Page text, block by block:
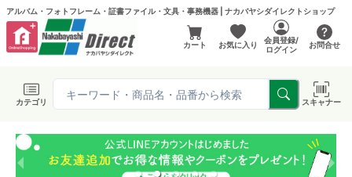
アルバム・フォトフレーム・証書ファイル・文具・事務機器 | ナカバヤシダイレクトショップ
カート お気に入り
会員登録/
ログイン
お問合せ
カテゴリ スキャナー